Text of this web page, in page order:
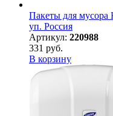
Пакеты для мусора
уп. Россия
Артикул: 220988
331 руб.
В корзину